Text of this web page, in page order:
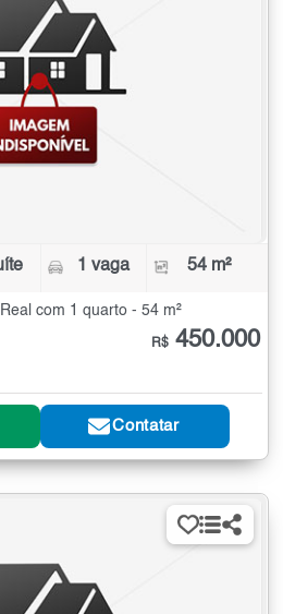
1 vaga 54 m²
com 1 quarto - 54 m²
R$ 450.000
Contatar